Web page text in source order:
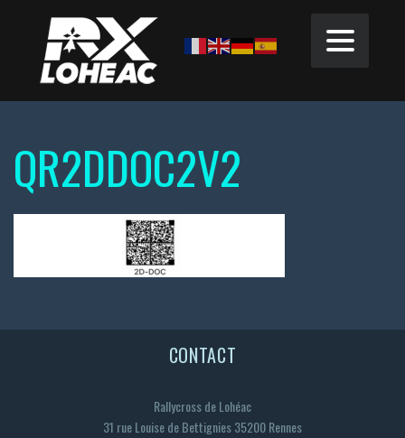
QR2DDOC2V2
CONTACT
Rallycross de Lohéac
31 rue Louise de Bettignies 35200 Rennes